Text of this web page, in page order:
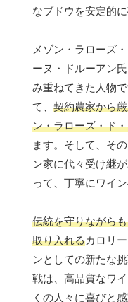
なブドウを安定的
メゾン・ラローズ
ーヌ・ドルーアン
み重ねてきた人物
て、 契約農家から
ン・ラローズ・ド
ます。そして、そ
ン家に代々受け継
って、丁寧にワイ
伝統を守りながら
取り入れるカロリ
ンとしての新たな
戦は、高品質なワ
くの人々に喜びと